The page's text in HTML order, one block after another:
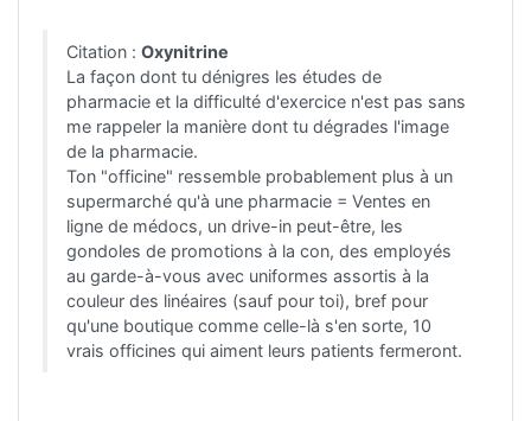
Citation : Oxynitrine
La façon dont tu dénigres les études de
pharmacie et la difficulté d'exercice n'est pas sans
me rappeler la manière dont tu dégrades l'image
de la pharmacie.
Ton "officine" ressemble probablement plus à un
supermarché qu'à une pharmacie = Ventes en
ligne de médocs, un drive-in peut-être, les
gondoles de promotions à la con, des employés
au garde-à-vous avec uniformes assortis à la
couleur des linéaires (sauf pour toi), bref pour
qu'une boutique comme celle-là s'en sorte, 10
vrais officines qui aiment leurs patients fermeront.